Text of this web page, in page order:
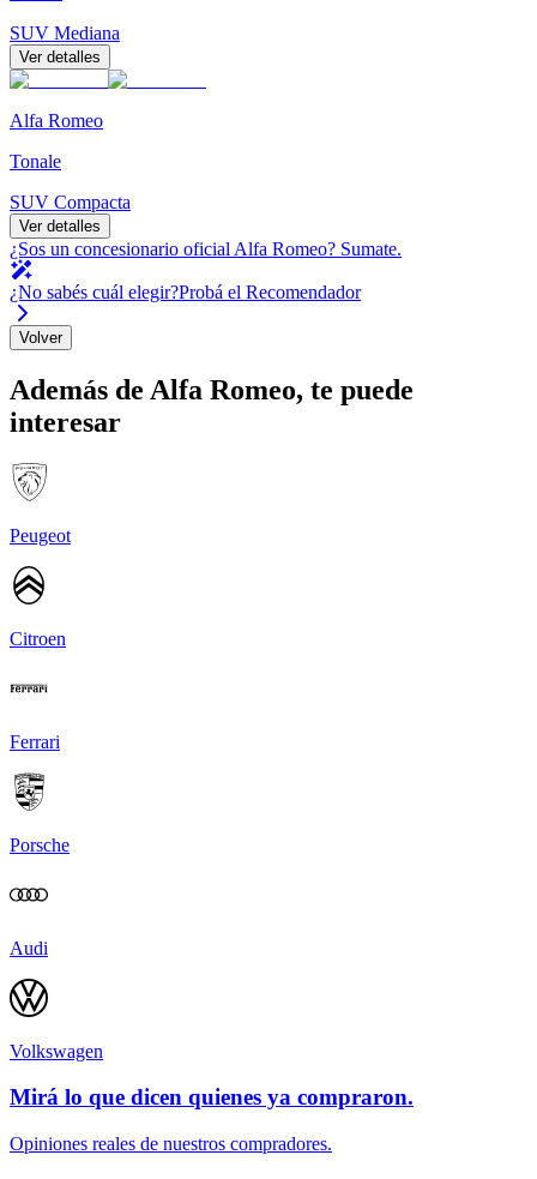
SUV Mediana
Ver detalles
Alfa Romeo
Tonale
SUV Compacta
Ver detalles
¿Sos un concesionario oficial Alfa Romeo? Sumate.
¿No sabés cuál elegir?Probá el Recomendador
Volver
Además de Alfa Romeo, te puede
interesar
Peugeot
Citroen
Ferrari
Porsche
Audi
Volkswagen
Mirá lo que dicen quienes ya compraron.
Opiniones reales de nuestros compradores.